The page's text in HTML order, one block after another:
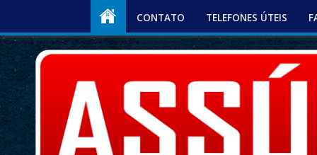
CONTATO TELEFONES ÚTEIS